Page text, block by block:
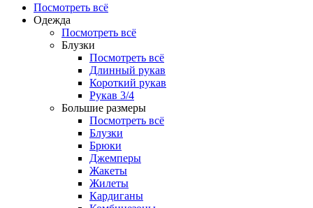
Посмотреть всё
Одежда
Посмотреть всё
Блузки
Посмотреть всё
Длинный рукав
Короткий рукав
Рукав 3/4
Большие размеры
Посмотреть всё
Блузки
Брюки
Джемперы
Жакеты
Жилеты
Кардиганы